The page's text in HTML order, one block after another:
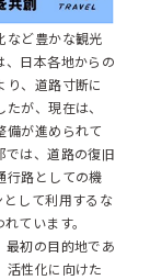
など豊かな観光
、日本各地からの
、道路寸断に
が、現在は、
備が進められて
では、道路の復旧
行路としての機
して利用するな
ています。
最初の目的地であ
活性化に向けた